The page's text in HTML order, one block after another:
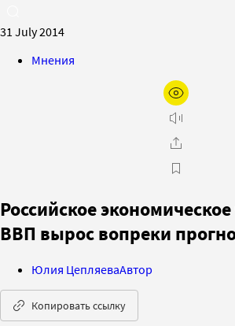
31 July 2014
Мнения
Российское
ВВП вырос вопреки
Юлия ЦепляеваАвтор
Копировать ссылку